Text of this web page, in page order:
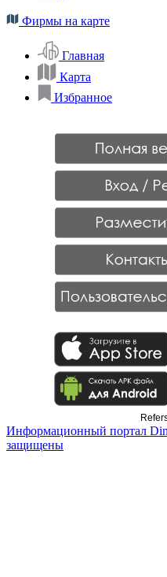
Фирмы на карте
Главная
Карта
Избранное
Информационный портал
защищены